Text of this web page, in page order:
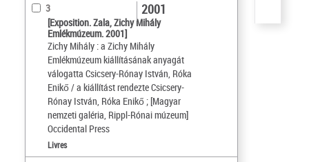
3
[Exposition. Zala, Zichy Mihály
Emlékmúzeum. 2001]
Zichy Mihály : a Zichy Mihály
Emlékmúzeum kiállításának anyagát
válogatta Csicsery-Rónay István, Róka
Enikő / a kiállítást rendezte Csicsery-
Rónay István, Róka Enikő ; [Magyar
nemzeti galéria, Rippl-Rónai múzeum]
Occidental Press
2001
Livres